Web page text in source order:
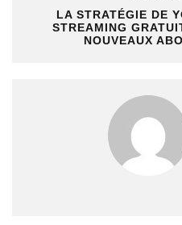
LA STRATÉGIE DE
STREAMING
NOUVEAUX